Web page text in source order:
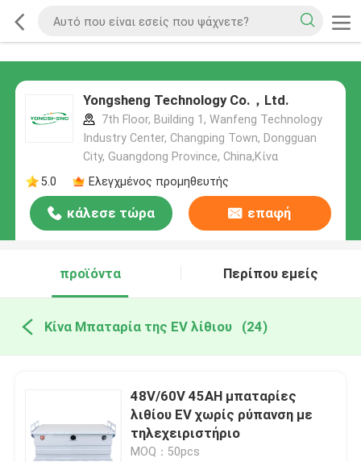
Yongsheng Technology Co.，Ltd.
7th Floor, Building 1, Wanfeng Technology
Industry Center, Changping Town, Dongguan
City, Guangdong Province, China,Κίνα
5.0
Ελεγχμένος προμηθευτής
κάλεσε τώρα επαφή
προϊόντα Περίπου εμείς
Κίνα Μπαταρία της EV λίθιου (24)
48V/60V 45AH μπαταρίες
λιθίου EV χωρίς ρύπανση με
τηλεχειριστήριο
MOQ：50pcs